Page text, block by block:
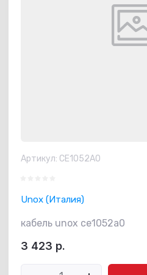
Артикул: CE1052A0
Unox (Италия)
кабель unox ce1052a0
3 423 р.